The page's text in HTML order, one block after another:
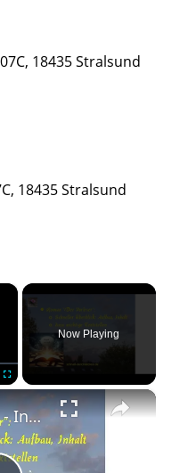
18435 Stralsund
18435 Stralsund
×
Now Playing
×
"Der Vorleser" - Inhalt, Aufbau, Zitate zum Roman; Interpretation wichtiger Stellen, z.B. "Liebe"